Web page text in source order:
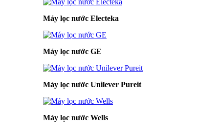
Máy lọc nước Electeka
Máy lọc nước GE
Máy lọc nước Unilever Pureit
Máy lọc nước Wells